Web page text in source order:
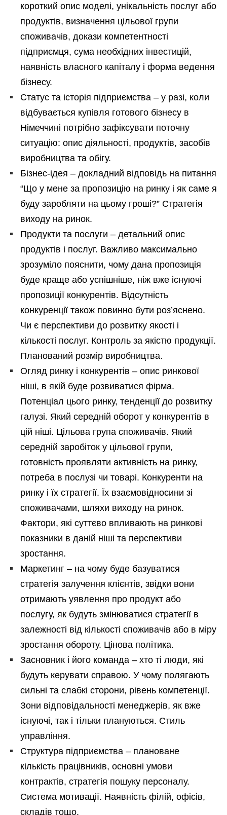
короткий опис моделі, унікальність послуг або
продуктів, визначення цільової групи
споживачів, докази компетентності
підприємця, сума необхідних інвестицій,
наявність власного капіталу і форма ведення
бізнесу.
Статус та історія підприємства – у разі, коли
відбувається купівля готового бізнесу в
Німеччині потрібно зафіксувати поточну
ситуацію: опис діяльності, продуктів, засобів
виробництва та обігу.
Бізнес-ідея – докладний відповідь на питання
“Що у мене за пропозицію на ринку і як саме я
буду заробляти на цьому гроші?” Стратегія
виходу на ринок.
Продукти та послуги – детальний опис
продуктів і послуг. Важливо максимально
зрозуміло пояснити, чому дана пропозиція
буде краще або успішніше, ніж вже існуючі
пропозиції конкурентів. Відсутність
конкуренції також повинно бути роз’яснено.
Чи є перспективи до розвитку якості і
кількості послуг. Контроль за якістю продукції.
Планований розмір виробництва.
Огляд ринку і конкурентів – опис ринкової
ніші, в якій буде розвиватися фірма.
Потенціал цього ринку, тенденції до розвитку
галузі. Який середній оборот у конкурентів в
цій ніші. Цільова група споживачів. Який
середній заробіток у цільової групи,
готовність проявляти активність на ринку,
потреба в послузі чи товарі. Конкуренти на
ринку і їх стратегії. Їх взаємовідносини зі
споживачами, шляхи виходу на ринок.
Фактори, які суттєво впливають на ринкові
показники в даній ніші та перспективи
зростання.
Маркетинг – на чому буде базуватися
стратегія залучення клієнтів, звідки вони
отримають уявлення про продукт або
послугу, як будуть змінюватися стратегії в
залежності від кількості споживачів або в міру
зростання обороту. Цінова політика.
Засновник і його команда – хто ті люди, які
будуть керувати справою. У чому полягають
сильні та слабкі сторони, рівень компетенції.
Зони відповідальності менеджерів, як вже
існуючі, так і тільки плануються. Стиль
управління.
Структура підприємства – плановане
кількість працівників, основні умови
контрактів, стратегія пошуку персоналу.
Система мотивації. Наявність філій, офісів,
складів тощо.